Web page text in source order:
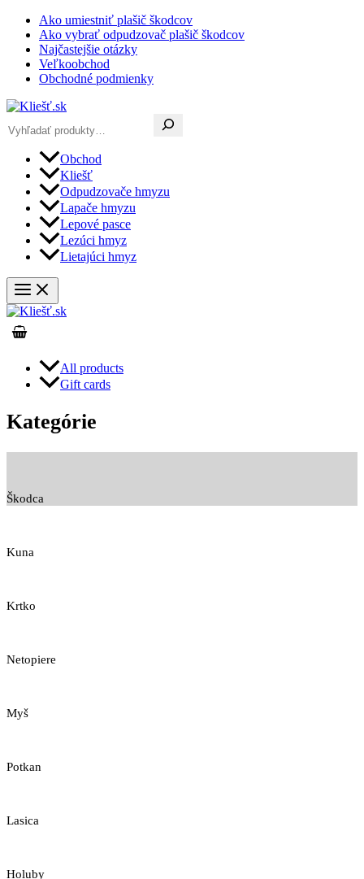
Preskočiť
obsah
Ako umiestniť plašič škodcov
Ako vybrať odpudzovač plašič škodcov
Najčastejšie otázky
Veľkoobchod
Obchodné podmienky
Obchod
Kliešť
Odpudzovače hmyzu
Lapače hmyzu
Lepové pasce
Lezúci hmyz
Lietajúci hmyz
All products
Gift cards
Kategórie
Škodca
Kuna
Krtko
Netopiere
Myš
Potkan
Lasica
Holuby